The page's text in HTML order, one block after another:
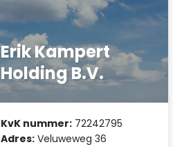
Erik Kampert
Holding B.V.
KvK nummer: 72242795
Adres: Veluweweg 36